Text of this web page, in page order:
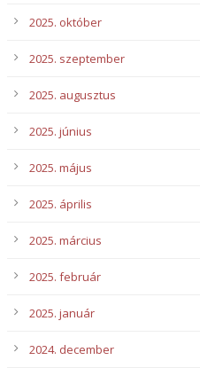
2025. október
2025. szeptember
2025. augusztus
2025. június
2025. május
2025. április
2025. március
2025. február
2025. január
2024. december